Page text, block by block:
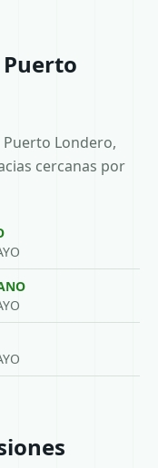
Londero,
cercanas por